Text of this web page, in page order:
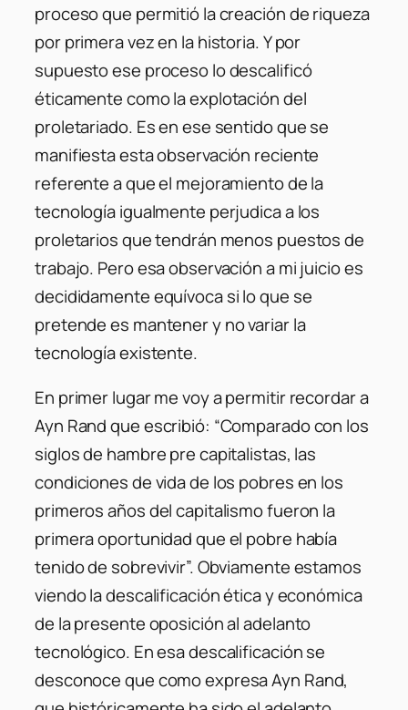
proceso que permitió la creación de riqueza
por primera vez en la historia. Y por
supuesto ese proceso lo descalificó
éticamente como la explotación del
proletariado. Es en ese sentido que se
manifiesta esta observación reciente
referente a que el mejoramiento de la
tecnología igualmente perjudica a los
proletarios que tendrán menos puestos de
trabajo. Pero esa observación a mi juicio es
decididamente equívoca si lo que se
pretende es mantener y no variar la
tecnología existente.
En primer lugar me voy a permitir recordar a
Ayn Rand que escribió: “Comparado con los
siglos de hambre pre capitalistas, las
condiciones de vida de los pobres en los
primeros años del capitalismo fueron la
primera oportunidad que el pobre había
tenido de sobrevivir”. Obviamente estamos
viendo la descalificación ética y económica
de la presente oposición al adelanto
tecnológico. En esa descalificación se
desconoce que como expresa Ayn Rand,